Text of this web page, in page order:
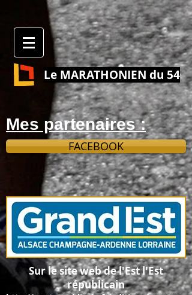
Le MARATHONIEN du 54
Mes partenaires :
FACEBOOK
Sur le site web de l'Est l'Est
républicain